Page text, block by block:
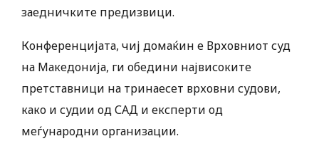
заедничките предизвици.
Конференцијата, чиј домаќин е Врховниот суд
на Македонија, ги обедини највисоките
претставници на тринаесет врховни судови,
како и судии од САД и експерти од
меѓународни организации.